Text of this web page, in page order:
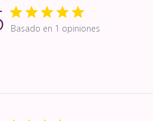
Basado en 1 opiniones